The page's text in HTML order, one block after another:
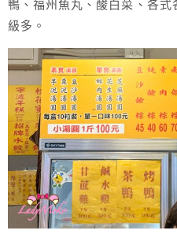
鴨、福州魚丸、酸白菜、各
級多。